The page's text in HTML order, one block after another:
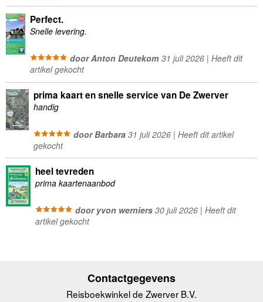
Perfect.
Snelle levering.
door Anton Deutekom31 juli 2026 | Heeft dit
artikel gekocht
prima kaart en snelle service van De Zwerver
handig
door Barbara31 juli 2026 | Heeft dit artikel
gekocht
heel tevreden
prima kaartenaanbod
door yvon werniers30 juli 2026 | Heeft dit
artikel gekocht
Contactgegevens
Reisboekwinkel de Zwerver B.V.